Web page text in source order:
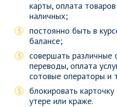
карты, оплата товаров
наличных;
постоянно быть в
балансе;
совершать
переводы, оплата
сотовые операторы и
блокировать
утере или краже.